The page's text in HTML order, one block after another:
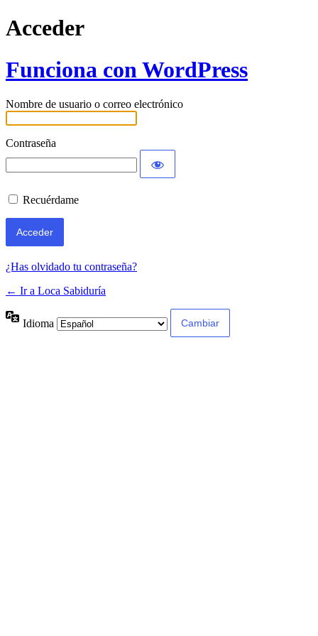
Acceder
Funciona con WordPress
Nombre de usuario o correo electrónico
Contraseña
Recuérdame
¿Has olvidado tu contraseña?
← Ir a Loca Sabiduría
Idioma